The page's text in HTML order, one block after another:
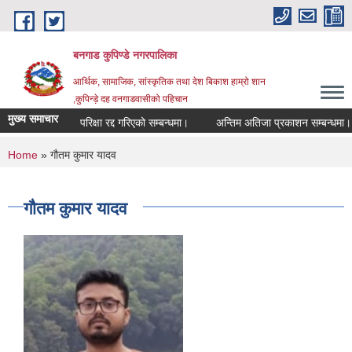
Skip to main content
बनगाड कुपिण्डे नगरपालिका
आर्थिक, सामाजिक, सांस्कृतिक तथा देश बिकाश हाम्रो शान
,कुपिन्ड़े दह वनगाडवासीको पहिचान
मुख्य समाचारपरिक्षा रद्द गरिएको सम्बन्धमा। अन्तिम अतिजा प्रकाशन सम्बन्धमा।
You are here
Home » गौतम कुमार यादव
गौतम कुमार यादव